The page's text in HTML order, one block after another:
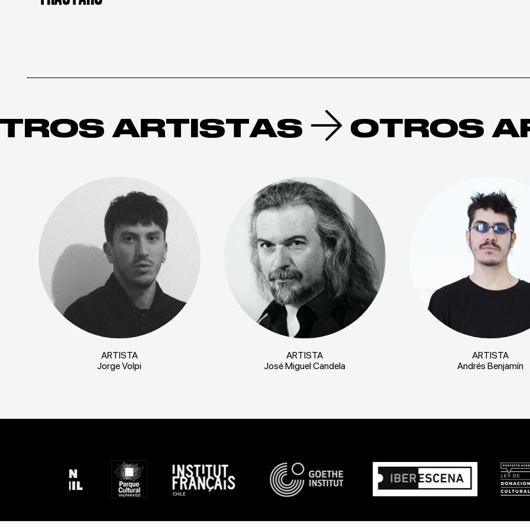
ARTISTAS OTROS
ARTISTA
Jorge Volpi
ARTISTA
José Miguel Candela
ARTISTA
Andrés Benjamín